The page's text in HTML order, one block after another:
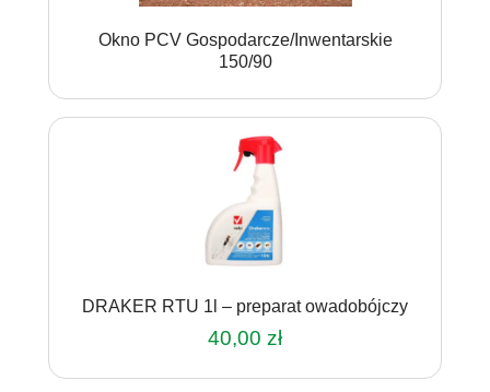
Okno PCV Gospodarcze/Inwentarskie
150/90
DRAKER RTU 1l – preparat owadobójczy
40,00 zł